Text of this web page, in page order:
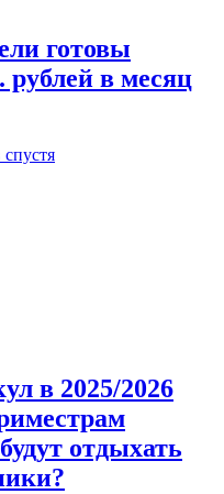
готовы
рублей в месяц
спустя
в 2025/2026
отдыхать